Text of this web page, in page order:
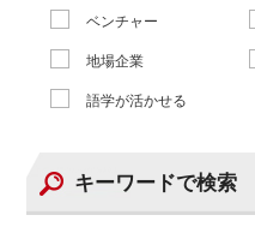
ベンチャー
地場企業
語学が活かせる
キーワードで検索